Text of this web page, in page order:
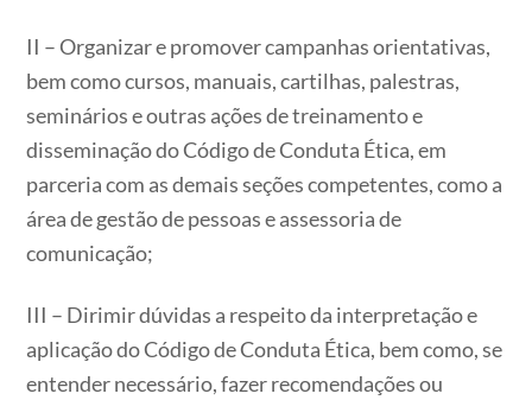
II – Organizar e promover campanhas orientativas,
bem como cursos, manuais, cartilhas, palestras,
seminários e outras ações de treinamento e
disseminação do Código de Conduta Ética, em
parceria com as demais seções competentes, como a
área de gestão de pessoas e assessoria de
comunicação;
III – Dirimir dúvidas a respeito da interpretação e
aplicação do Código de Conduta Ética, bem como, se
entender necessário, fazer recomendações ou